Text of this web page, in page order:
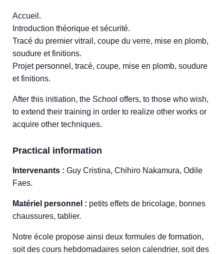
Accueil.
Introduction théorique et sécurité.
Tracé du premier vitrail, coupe du verre, mise en plomb,
soudure et finitions.
Projet personnel, tracé, coupe, mise en plomb, soudure
et finitions.
After this initiation, the School offers, to those who wish,
to extend their training in order to realize other works or
acquire other techniques.
Practical information
Intervenants : Guy Cristina, Chihiro Nakamura, Odile
Faes.
Matériel personnel : petits effets de bricolage, bonnes
chaussures, tablier.
Notre école propose ainsi deux formules de formation,
soit des cours hebdomadaires selon calendrier, soit des